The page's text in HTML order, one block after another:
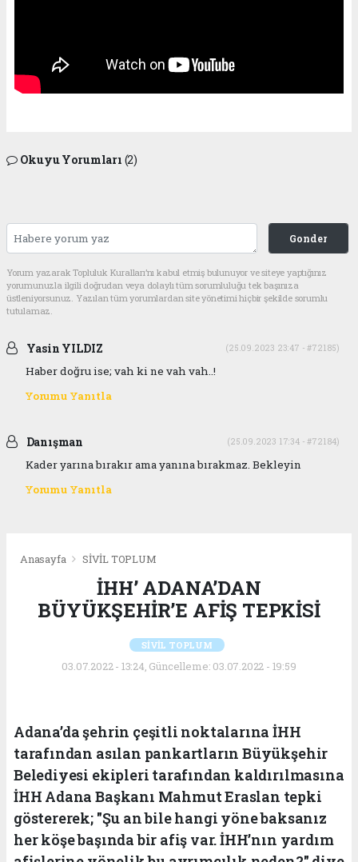
Okuyu Yorumları (2)
Gonder
Yorum yazarak Topluluk Kuralları’nı kabul etmiş bulunuyor ve siteye yaptığınız
yorumunuzla ilgili doğrudan veya dolaylı tüm sorumluluğu tek başınıza
üstleniyorsunuz. Yazılan tüm yorumlardan site yönetimi hiçbir şekilde sorumlu
tutulamaz.
Yasin YILDIZ (25.09.2023 23:47 - #72185)
Haber doğru ise; vah ki ne vah vah..!
Yorumu Yanıtla
Danışman (25.09.2023 17:34 - #72184)
Kader yarına bırakır ama yanına bırakmaz. Bekleyin
Yorumu Yanıtla
Anasayfa SİVİL TOPLUM
İHH’ ADANA’DAN
BÜYÜKŞEHİR’E AFİŞ TEPKİSİ
SİVİL TOPLUM
03.07.2022 - 13:24, Güncelleme: 03.07.2022 - 19:59
Adana’da şehrin çeşitli noktalarına İHH
tarafından asılan pankartların Büyükşehir
Belediyesi ekipleri tarafından kaldırılmasına
İHH Adana Başkanı Mahmut Eraslan tepki
göstererek; "Şu an bile hangi yöne baksanız
her köşe başında bir afiş var. İHH’nın yardım